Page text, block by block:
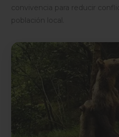
convivencia para reducir
población local.